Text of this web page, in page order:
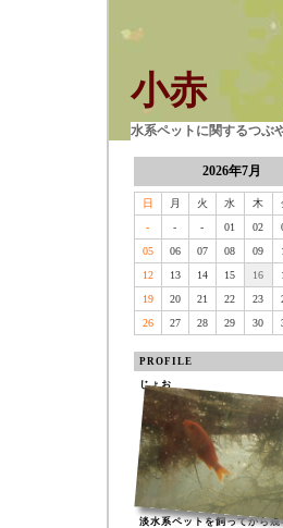
小赤
水系ペットに関するつぶ
2026年7月
日 月 火 水 木
-
- - 01 02
05
06 07 08 09
12
13 14 15 16
19
20 21 22 23
26
27 28 29 30
PROFILE
じょお
淡水系ペットを飼ってから幾